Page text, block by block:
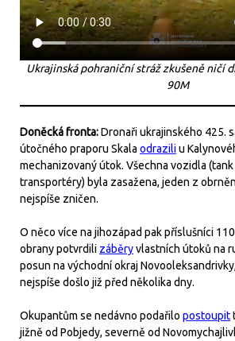
Ukrajinská pohraniční strážzkušeněničí
90M
Doněcká fronta:Dronaři ukrajinského 425.
útočného praporu Skala odraziliu
mechanizovaný útok. Všechna vozidla
transportéry) byla zasažena, jeden z
nejspíše zničen.
O něco více na jihozápad pak příslušníci
obrany potvrdili záběryvlastních útoků na
posun na východní okraj
nejspíše došlo již před několika dny.
Okupantům se nedávno podařilo postoupit
jižně od Pobjedy, severně od